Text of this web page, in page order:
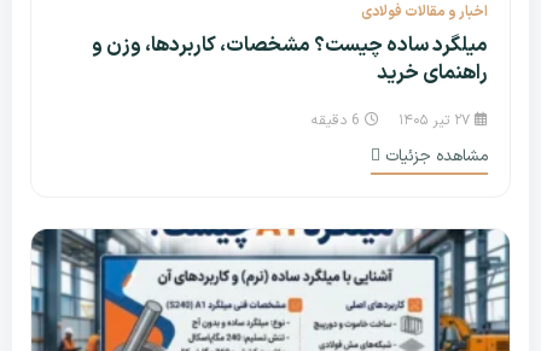
اخبار و مقالات فولادی
میلگرد ساده چیست؟ مشخصات، کاربردها، وزن و
راهنمای خرید
مشاهده جزئیات